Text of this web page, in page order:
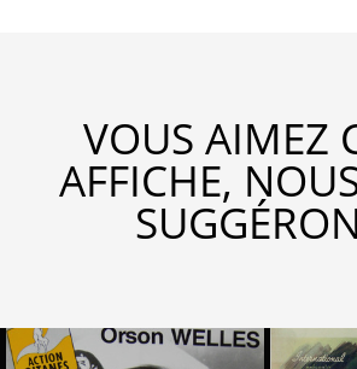
VOUS AIMEZ
AFFICHE,